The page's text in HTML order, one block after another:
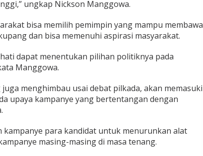
ungkap Nickson Manggowa.
bisa memilih pemimpin yang mampu membawa
dan bisa memenuhi aspirasi masyarakat.
dapat menentukan pilihan politiknya pada
Manggowa.
menghimbau usai debat pilkada, akan memasuki
upaya kampanye yang bertentangan dengan
kampanye para kandidat untuk menurunkan alat
masing-masing di masa tenang.